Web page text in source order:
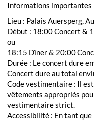
Informations importantes
Lieu : Palais Auersperg,
Début : 18:00 Concert &
ou
18:15 Dîner & 20:00
Durée : Le concert dure
Concert dure au total
Code vestimentaire : Il
vêtements appropriés
vestimentaire strict.
Accessibilité : En tant